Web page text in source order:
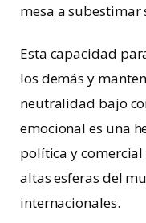
mesa a
Esta capacidad
los demás y
neutralidad bajo
emocional es una
política y
altas esferas del
internacionales.